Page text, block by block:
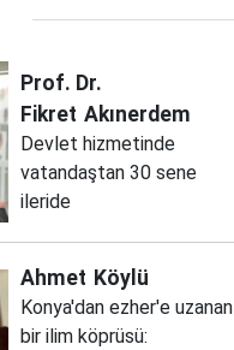
Prof. Dr.
Fikret Akınerdem
Devlet hizmetinde
vatandaştan 30 sene
ileride
Ahmet Köylü
Konya'dan ezher'e uzanan
bir ilim köprüsü: